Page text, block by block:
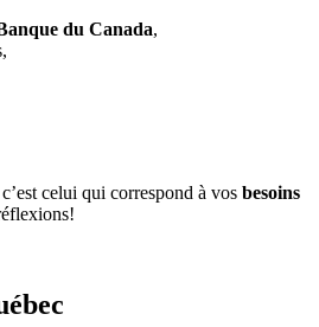
du Canada,
celui qui correspond à vos besoins